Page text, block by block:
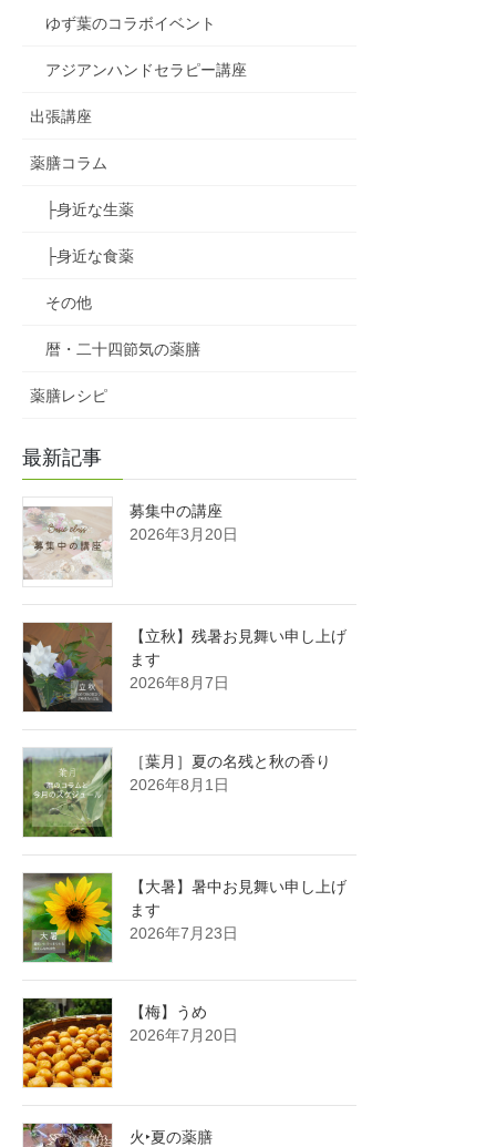
ゆず葉のコラボイベント
アジアンハンドセラピー講座
出張講座
薬膳コラム
├身近な生薬
├身近な食薬
その他
暦・二十四節気の薬膳
薬膳レシピ
最新記事
募集中の講座
2026年3月20日
【立秋】残暑お見舞い申し上げ
ます
2026年8月7日
［葉月］夏の名残と秋の香り
2026年8月1日
【大暑】暑中お見舞い申し上げ
ます
2026年7月23日
【梅】うめ
2026年7月20日
火‣夏の薬膳